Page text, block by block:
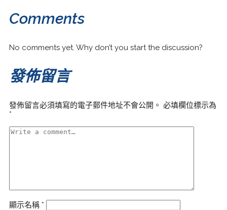
Comments
No comments yet. Why don’t you start the discussion?
發佈留言
發佈留言必須填寫的電子郵件地址不會公開。 必填欄位標示為
*
顯示名稱 *